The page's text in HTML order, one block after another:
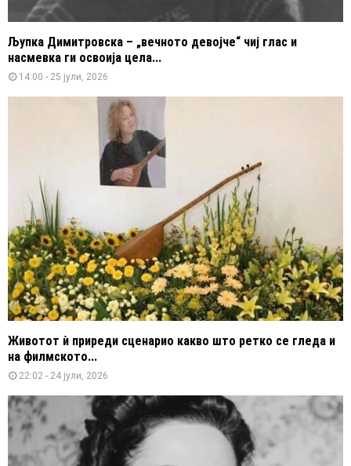
Љупка Димитровска – „вечното девојче“ чиј глас и
насмевка ги освоија цела...
14:00 - 25 јули, 2026
Животот ѝ приреди сценарио какво што ретко се гледа и
на филмското...
22:02 - 24 јули, 2026